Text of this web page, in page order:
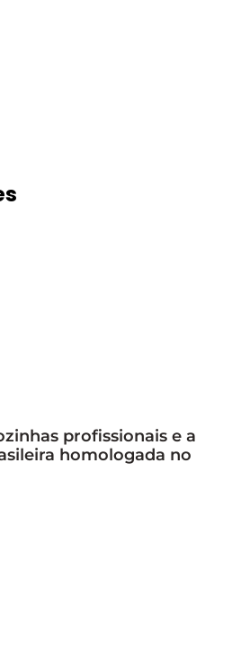
profissionais e a
homologada no